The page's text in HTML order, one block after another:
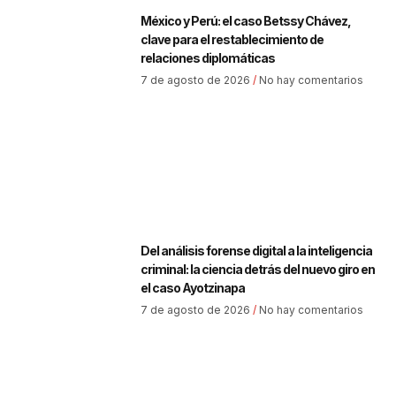
México y Perú: el caso Betssy Chávez,
clave para el restablecimiento de
relaciones diplomáticas
7 de agosto de 2026 No hay comentarios
Del análisis forense digital a la inteligencia
criminal: la ciencia detrás del nuevo giro en
el caso Ayotzinapa
7 de agosto de 2026 No hay comentarios